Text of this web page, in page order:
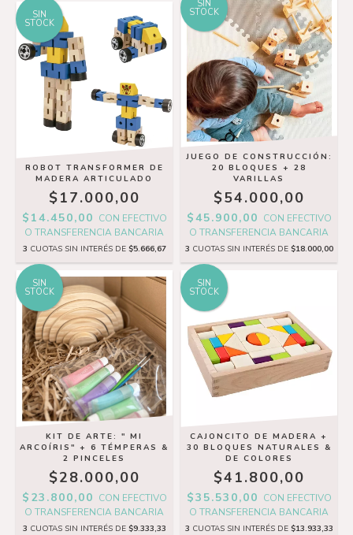
SIN
STOCK
ROBOT TRANSFORMER DE
MADERA ARTICULADO
$17.000,00
$14.450,00 CON EFECTIVO
O TRANSFERENCIA BANCARIA
3 CUOTAS SIN INTERÉS DE $5.666,67
SIN
STOCK
JUEGO DE CONSTRUCCIÓN:
20 BLOQUES + 28
VARILLAS
$54.000,00
$45.900,00 CON EFECTIVO
O TRANSFERENCIA BANCARIA
3 CUOTAS SIN INTERÉS DE $18.000,00
SIN
STOCK
KIT DE ARTE: " MI
ARCOÍRIS" + 6 TÉMPERAS &
2 PINCELES
$28.000,00
$23.800,00 CON EFECTIVO
O TRANSFERENCIA BANCARIA
3 CUOTAS SIN INTERÉS DE $9.333,33
SIN
STOCK
CAJONCITO DE MADERA +
30 BLOQUES NATURALES &
DE COLORES
$41.800,00
$35.530,00 CON EFECTIVO
O TRANSFERENCIA BANCARIA
3 CUOTAS SIN INTERÉS DE $13.933,33